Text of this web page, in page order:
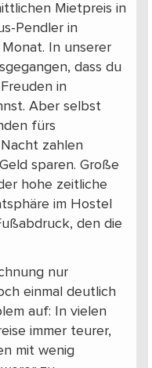
Mietpreis in
Pendler in
In unserer
dass du
in
Aber selbst
fürs
zahlen
sparen. Große
hohe zeitliche
im Hostel
den die
nur
einmal deutlich
auf: In vielen
immer teurer,
mit wenig